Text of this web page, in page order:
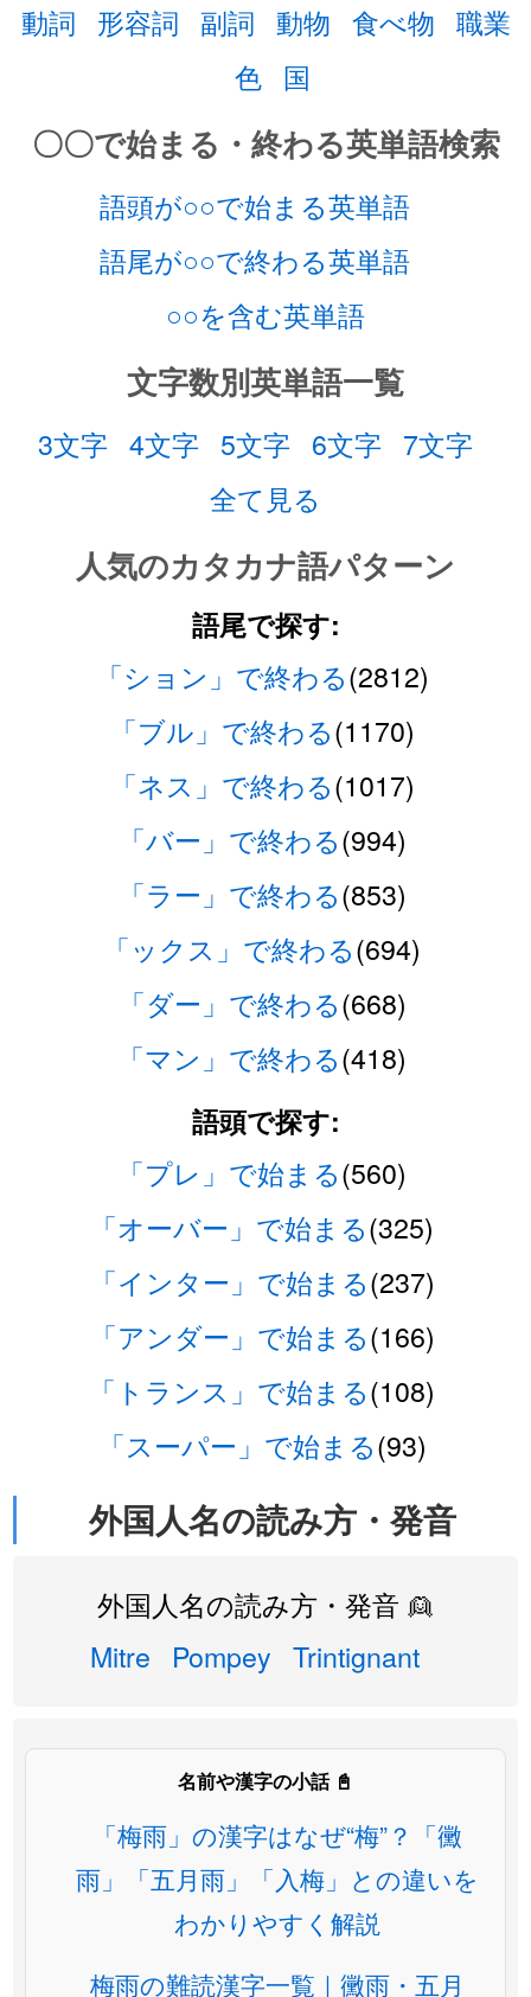
動詞 形容詞 副詞 動物 食べ物 職業
色 国
〇〇で始まる・終わる英単語検索
語頭が○○で始まる英単語
語尾が○○で終わる英単語
○○を含む英単語
文字数別英単語一覧
3文字 4文字 5文字 6文字 7文字
全て見る
人気のカタカナ語パターン
語尾で探す:
「ション」で終わる(2812)
「ブル」で終わる(1170)
「ネス」で終わる(1017)
「バー」で終わる(994)
「ラー」で終わる(853)
「ックス」で終わる(694)
「ダー」で終わる(668)
「マン」で終わる(418)
語頭で探す:
「プレ」で始まる(560)
「オーバー」で始まる(325)
「インター」で始まる(237)
「アンダー」で始まる(166)
「トランス」で始まる(108)
「スーパー」で始まる(93)
外国人名の読み方・発音
外国人名の読み方・発音 👱
Mitre
Pompey Trintignant
名前や漢字の小話 📓
「梅雨」の漢字はなぜ“梅”？「黴
雨」「五月雨」「入梅」との違いを
わかりやすく解説
梅雨の難読漢字一覧｜黴雨・五月